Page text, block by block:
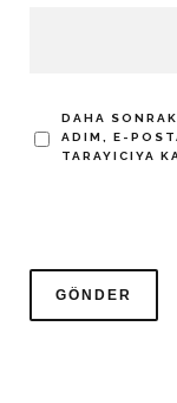
DAHA
ADIM, E-
TARAYICIYA